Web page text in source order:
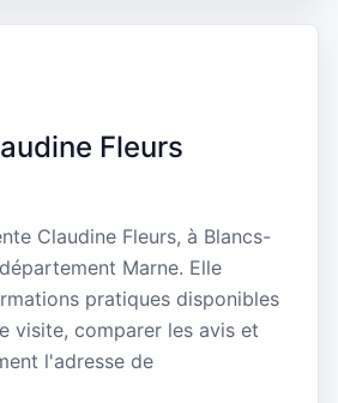
Fleurs
Claudine Fleurs, à Blancs-
Marne. Elle
pratiques disponibles
visite, comparer les avis et
l'adresse de